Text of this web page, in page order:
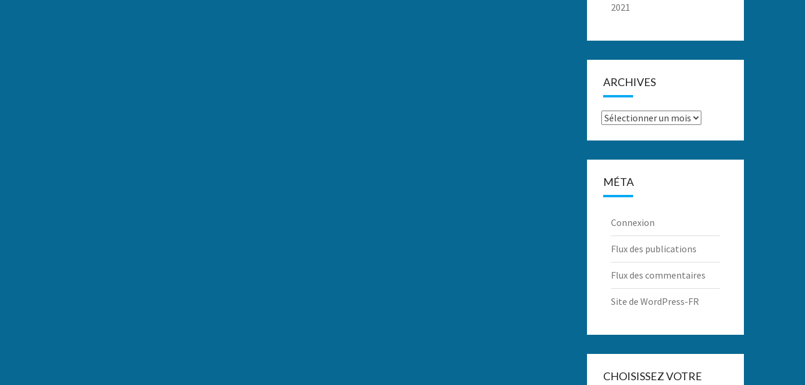
2021
ARCHIVES
Archives
MÉTA
Connexion
Flux des publications
Flux des commentaires
Site de WordPress-FR
CHOISISSEZ VOTRE